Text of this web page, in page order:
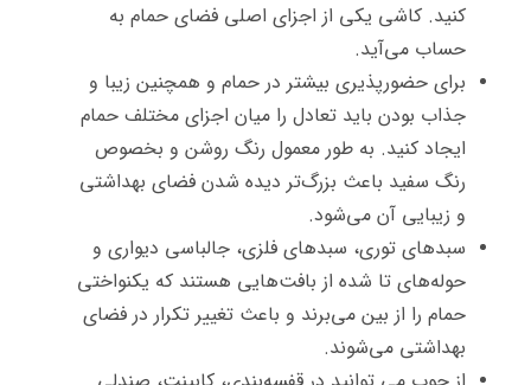
کنید. کاشی یکی از اجزای اصلی فضای حمام به
حساب می‌آید.
برای حضورپذیری بیشتر در حمام و همچنین زیبا و
جذاب بودن باید تعادل را میان اجزای مختلف حمام
ایجاد کنید. به طور معمول رنگ روشن و بخصوص
رنگ سفید باعث بزرگ‌تر دیده شدن فضای بهداشتی
و زیبایی آن می‌شود.
سبدهای توری، سبدهای فلزی، جالباسی دیواری و
حوله‌های تا شده از بافت‌هایی هستند که یکنواختی
حمام را از بین می‌برند و باعث تغییر تکرار در فضای
بهداشتی می‌شوند.